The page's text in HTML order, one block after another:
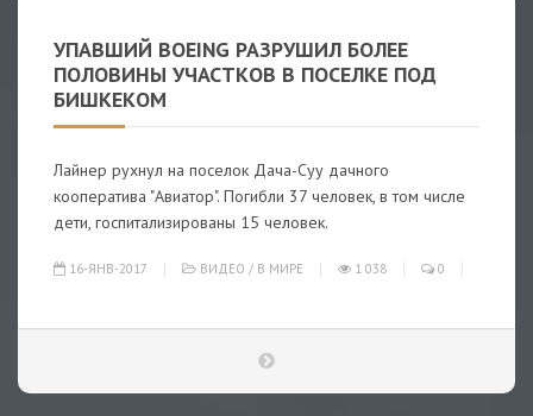
УПАВШИЙ BOEING РАЗРУШИЛ БОЛЕЕ
ПОЛОВИНЫ УЧАСТКОВ В ПОСЕЛКЕ ПОД
БИШКЕКОМ
Лайнер рухнул на поселок Дача-Суу дачного
кооператива "Авиатор". Погибли 37 человек, в том числе
дети, госпитализированы 15 человек.
16-ЯНВ-2017 ВИДЕО / В МИРЕ 1 038 0